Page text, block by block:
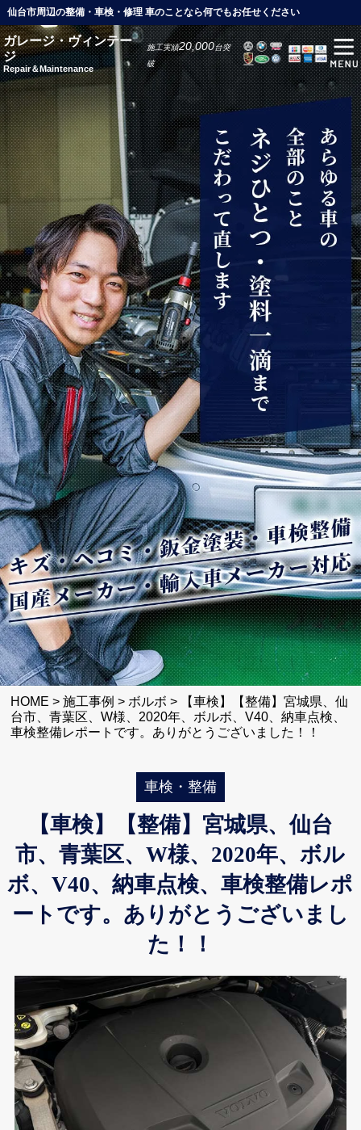
仙台市周辺の整備・車検・修理 車のことなら何でもお任せください
ガレージ・ヴィンテー
ジ
Repair＆Maintenance
施工実績20,000台突
破
HOME >施工事例 > ボルボ >
【車検】【整備】宮城県、仙
台市、青葉区、W様、2020年、ボルボ、V40、納車点検、
車検整備レポートです。ありがとうございました！！
車検・整備
【車検】【整備】宮城県、仙台
市、青葉区、W様、2020年、ボル
ボ、V40、納車点検、車検整備レポ
ートです。ありがとうございまし
た！！